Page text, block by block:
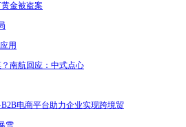
金被盗案
用
南航回应：中式点心
电商平台助力企业实现跨境贸